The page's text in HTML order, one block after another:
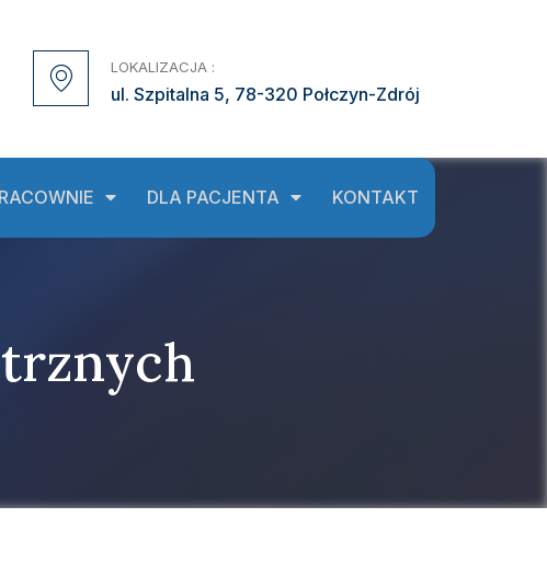
LOKALIZACJA :
ul. Szpitalna 5, 78-320 Połczyn-Zdrój
DLA PACJENTA KONTAKT